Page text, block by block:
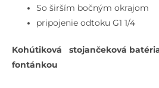
So širším bočným okrajom
pripojenie odtoku G1 1/4
Kohútiková stojančeková
fontánkou